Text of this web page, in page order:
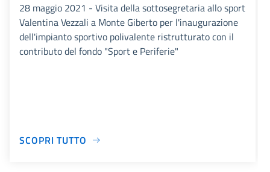
28 maggio 2021 - Visita della sottosegretaria allo sport
Valentina Vezzali a Monte Giberto per l'inaugurazione
dell'impianto sportivo polivalente ristrutturato con il
contributo del fondo "Sport e Periferie"
SCOPRI TUTTO